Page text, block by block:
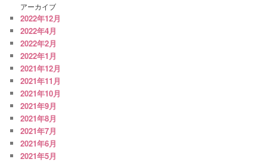
アーカイブ
2022年12月
2022年4月
2022年2月
2022年1月
2021年12月
2021年11月
2021年10月
2021年9月
2021年8月
2021年7月
2021年6月
2021年5月